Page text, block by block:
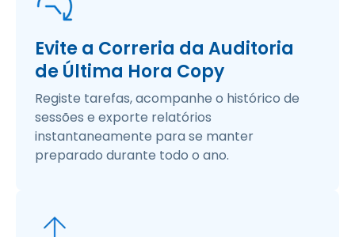
Evite a Correria da Auditoria
de Última Hora Copy
Registe tarefas, acompanhe o histórico de
sessões e exporte relatórios
instantaneamente para se manter
preparado durante todo o ano.